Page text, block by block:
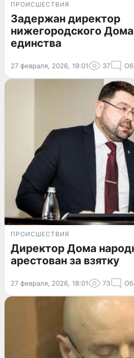
ПРОИСШЕСТВИЯ
Задержан директор
нижегородского
единства
27 февраля, 2026, 19:01 37
ПРОИСШЕСТВИЯ
Директор Дома
арестован за взятку
27 февраля, 2026, 18:01 73